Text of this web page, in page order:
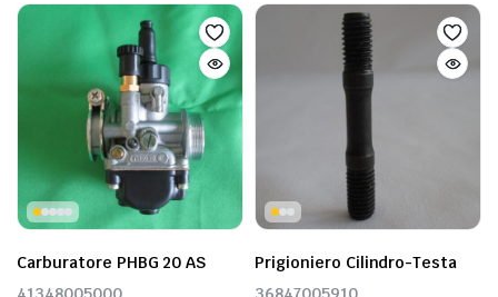
Carburatore PHBG 20 AS
Prigioniero Cilindro-Testa